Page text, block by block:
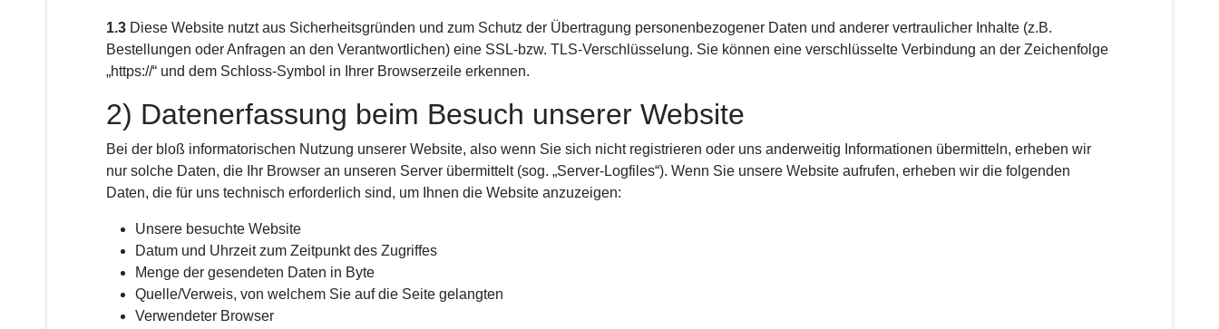
1.3 Diese Website nutzt aus Sicherheitsgründen und zum Schutz der Übertragung personenbezogener Daten und anderer vertraulicher Inhalte (z.B.
Bestellungen oder Anfragen an den Verantwortlichen) eine SSL-bzw. TLS-Verschlüsselung. Sie können eine verschlüsselte Verbindung an der Zeichenfolge
„https://“ und dem Schloss-Symbol in Ihrer Browserzeile erkennen.
2) Datenerfassung beim Besuch unserer Website
Bei der bloß informatorischen Nutzung unserer Website, also wenn Sie sich nicht registrieren oder uns anderweitig Informationen übermitteln, erheben wir
nur solche Daten, die Ihr Browser an unseren Server übermittelt (sog. „Server-Logfiles“). Wenn Sie unsere Website aufrufen, erheben wir die folgenden
Daten, die für uns technisch erforderlich sind, um Ihnen die Website anzuzeigen:
Unsere besuchte Website
Datum und Uhrzeit zum Zeitpunkt des Zugriffes
Menge der gesendeten Daten in Byte
Quelle/Verweis, von welchem Sie auf die Seite gelangten
Verwendeter Browser